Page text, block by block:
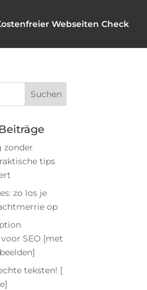
Webseiten Check
zonder
tips
zo los je
op
SEO [met
teksten! [